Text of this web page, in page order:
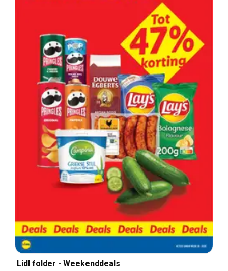
Lidl folder - Weekenddeals